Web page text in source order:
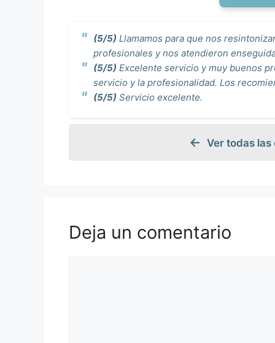
(5/5) Llamamos para que nos
profesionales y nos atendieron
(5/5) Excelente servicio y muy buenos
servicio y la profesionalidad. Los
(5/5) Servicio excelente.
Ver todas las
Deja un comentario